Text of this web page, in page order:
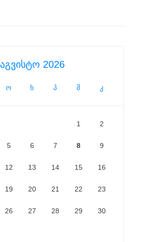
აგვისტო 2026
ო ხ პ შ კ
1 2
5 6 7 8 9
12 13 14 15 16
19 20 21 22 23
26 27 28 29 30